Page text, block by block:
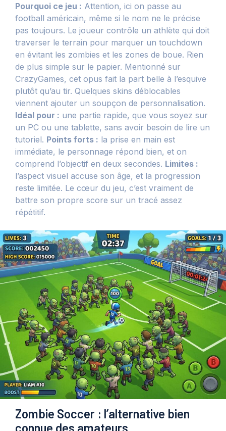
Pourquoi ce jeu : Attention, ici on passe au
football américain, même si le nom ne le précise
pas toujours. Le joueur contrôle un athlète qui doit
traverser le terrain pour marquer un touchdown
en évitant les zombies et les zones de boue. Rien
de plus simple sur le papier. Mentionné sur
CrazyGames, cet opus fait la part belle à l’esquive
plutôt qu’au tir. Quelques skins déblocables
viennent ajouter un soupçon de personnalisation.
Idéal pour : une partie rapide, que vous soyez sur
un PC ou une tablette, sans avoir besoin de lire un
tutoriel. Points forts : la prise en main est
immédiate, le personnage répond bien, et on
comprend l’objectif en deux secondes. Limites :
l’aspect visuel accuse son âge, et la progression
reste limitée. Le cœur du jeu, c’est vraiment de
battre son propre score sur un tracé assez
répétitif.
Zombie Soccer : l’alternative bien
connue des amateurs